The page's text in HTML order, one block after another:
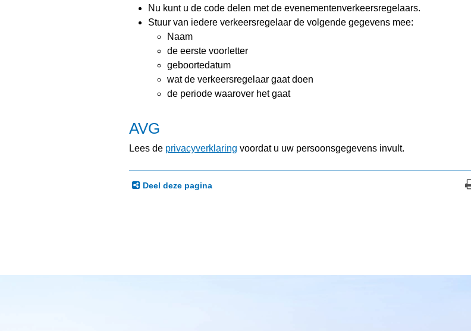
Nu kunt u de code delen met de evenementenverkeersregelaars.
Stuur van iedere verkeersregelaar de volgende gegevens mee:
Naam
de eerste voorletter
geboortedatum
wat de verkeersregelaar gaat doen
de periode waarover het gaat
AVG
Lees de privacyverklaring voordat u uw persoonsgegevens invult.
Deel deze pagina